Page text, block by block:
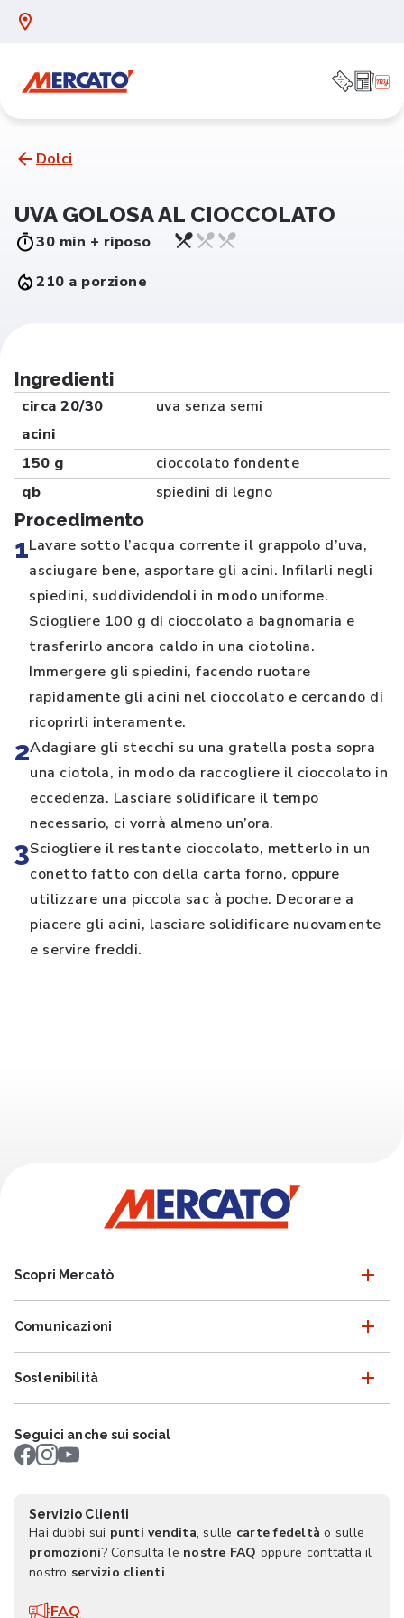
Dolci
UVA GOLOSA AL CIOCCOLATO
30 min + riposo
210 a porzione
Ingredienti
circa 20/30
acini
uva senza semi
150 g
cioccolato fondente
qb
spiedini di legno
Procedimento
1Lavare sotto l’acqua corrente il grappolo d’uva,
asciugare bene, asportare gli acini. Infilarli negli
spiedini, suddividendoli in modo uniforme.
Sciogliere 100 g di cioccolato a bagnomaria e
trasferirlo ancora caldo in una ciotolina.
Immergere gli spiedini, facendo ruotare
rapidamente gli acini nel cioccolato e cercando di
ricoprirli interamente.
2Adagiare gli stecchi su una gratella posta sopra
una ciotola, in modo da raccogliere il cioccolato in
eccedenza. Lasciare solidificare il tempo
necessario, ci vorrà almeno un’ora.
3Sciogliere il restante cioccolato, metterlo in un
conetto fatto con della carta forno, oppure
utilizzare una piccola sac à poche. Decorare a
piacere gli acini, lasciare solidificare nuovamente
e servire freddi.
Scopri Mercatò
Comunicazioni
Sostenibilità
Seguici anche sui social
Servizio Clienti
Hai dubbi sui punti vendita, sulle carte fedeltà o sulle
promozioni? Consulta le nostre FAQ oppure conttatta il
nostro servizio clienti.
FAQ